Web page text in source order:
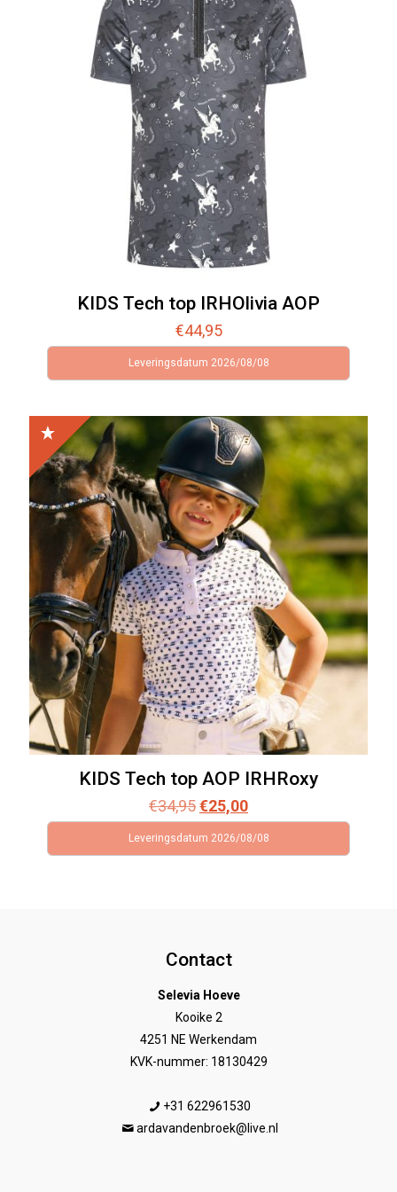
KIDS Tech top IRHOlivia AOP
€44,95
Leveringsdatum 2026/08/08
KIDS Tech top AOP IRHRoxy
€34,95Oorspronkelijke
prijs
€25,00Huidige
prijs
is:
Leveringsdatum 2026/08/08
Contact
Selevia Hoeve
Kooike 2
4251 NE Werkendam
KVK-nummer: 18130429
+31 622961530
ardavandenbroek@live.nl